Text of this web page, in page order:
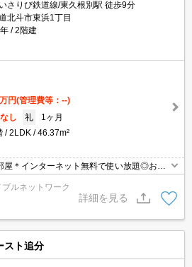
さりび鉄道線/東久根別駅 徒歩9分
北斗市東浜1丁目
2階建
万円(管理費等：--)
なし 礼
1ヶ月
2LDK 46.37m²
屋＊インターネット無料で使い放題◎お風
は灯油ボイラーなので光熱費を抑えられて
ルネットワーク
詳細を見る
スト追分